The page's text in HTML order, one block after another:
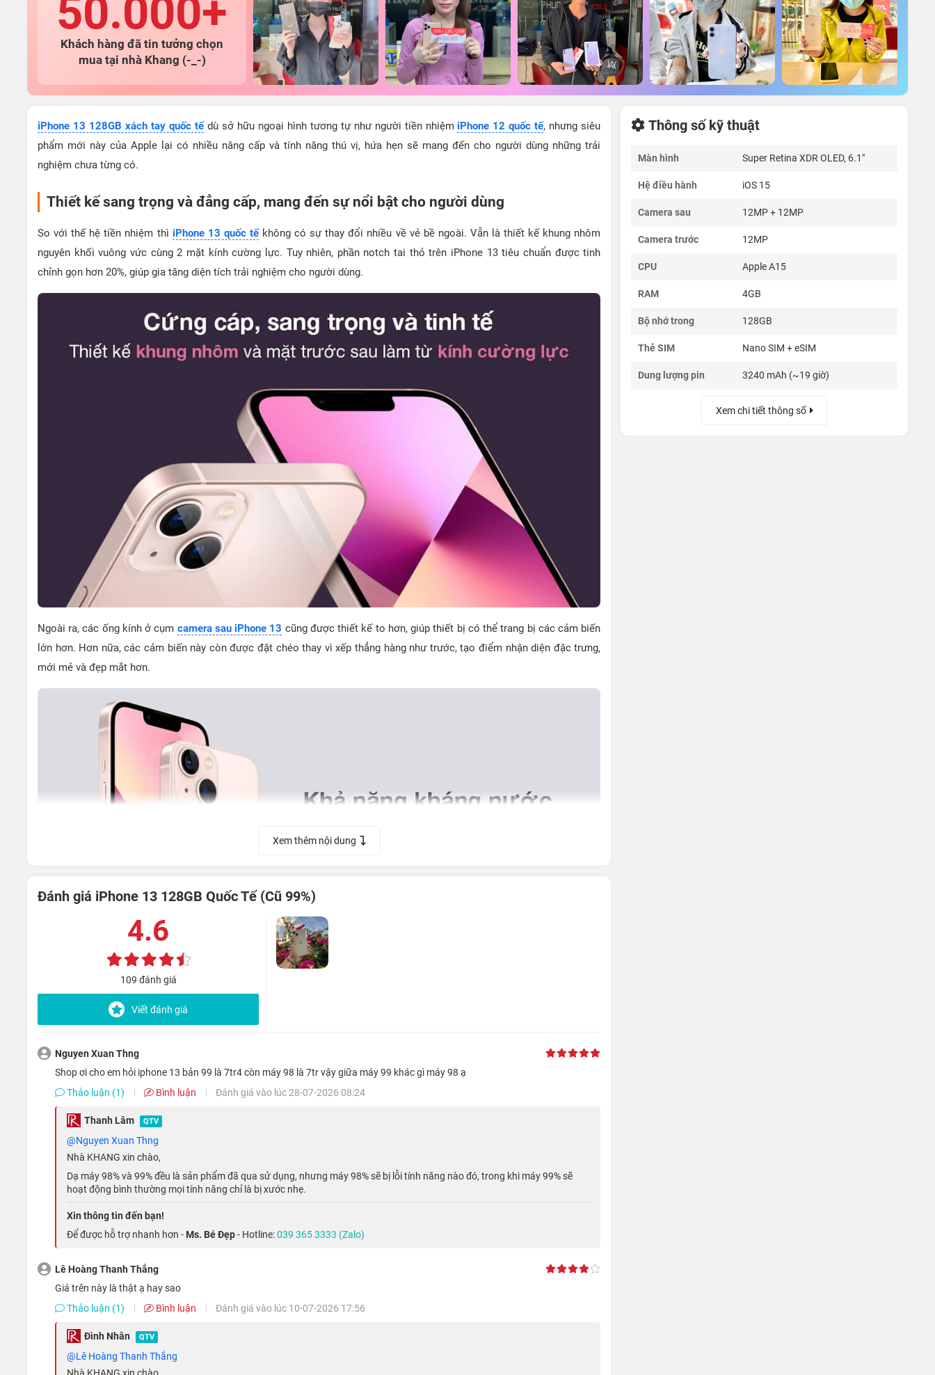
50.000+
Khách hàng đã tin tưởng chọn
mua tại nhà Khang (-_-)
iPhone 13 128GB xách tay quốc tếdù sở hữu ngoại hình tương tự như người tiền nhiệm iPhone 12 quốc tế, nhưng siêu
phẩm mới này của Apple lại có nhiều nâng cấp và tính năng thú vị, hứa hẹn sẽ mang đến cho người dùng những trải
nghiệm chưa từng có.
Thiết kế sang trọng và đẳng cấp, mang đến sự nổi bật cho người dùng
So với thế hệ tiền nhiệm thì iPhone 13 quốc tếkhông có sự thay đổi nhiều về vẻ bề ngoài. Vẫn là thiết kế khung nhôm
nguyên khối vuông vức cùng 2 mặt kính cường lực. Tuy nhiên, phần notch tai thỏ trên iPhone 13 tiêu chuẩn được tinh
chỉnh gọn hơn 20%, giúp gia tăng diện tích trải nghiệm cho người dùng.
Ngoài ra, các ống kính ở cụm camera sau iPhone 13 cũng được thiết kế to hơn, giúp thiết bị có thể trang bị các cảm biến
lớn hơn. Hơn nữa, các cảm biến này còn được đặt chéo thay vì xếp thẳng hàng như trước, tạo điểm nhận diện đặc trưng,
mới mẻ và đẹp mắt hơn.
Bên cạnh đó, các tùy chọn màu sắc trên mẫu iPhone mới cũng có phần đa dạng hơn, bao gồm: Trắng, Đen, Đỏ, Xanh
dương và Hồng mới mẻ.
Hiệu năng vượt trội nhờ chip Apple A15 Bionic, tốc độ 5G tốt hơn
ChiếciPhone quốc tế
mức hiệu năng ấn tượng, với CPU nhanh hơn 50% và GPU nhanh hơn 30% so với các đối thủ trong cùng phân khúc.
Xem thêm nội dung
Đánh giá iPhone 13 128GB Quốc Tế (Cũ 99%)
4.6
109 đánh giá
Viết đánh giá
Nguyen Xuan Thng
shop ơi cho em hỏi iphone 13 bản 99 là 7tr4 còn máy 98 là 7tr vậy giữa máy 99 khác gì máy 98 ạ
Thảo luận (1)
Bình luận Đánh giá vào lúc 28-07-2026 08:24
Thanh Lâm QTV
@Nguyen Xuan Thng
Nhà KHANG xin chào,
Dạ máy 98% và 99% đều là sản phẩm đã qua sử dụng, nhưng máy 98% sẽ bị lỗi tính năng nào đó, trong khi máy 99% sẽ
hoạt động bình thường mọi tính năng chỉ là bị xước nhẹ.
Xin thông tin đến bạn!
Để được hỗ trợ nhanh hơn - Ms. Bé Đẹp- Hotline:039 365 3333 (Zalo)
Lê Hoàng Thanh Thắng
Giá trên này là thật ạ hay sao
Thảo luận (1)
Bình luận Đánh giá vào lúc 10-07-2026 17:56
Đình Nhân QTV
@Lê Hoàng Thanh Thắng
Thông số kỹ thuật
Màn hình Super Retina XDR OLED, 6.1"
Hệ điều hành iOS 15
Camera sau 12MP + 12MP
Camera trước 12MP
CPU Apple A15
RAM 4GB
Bộ nhớ trong 128GB
Thẻ SIM Nano SIM + eSIM
Dung lượng pin 3240 mAh (~19 giờ)
Xem chi tiết thông số